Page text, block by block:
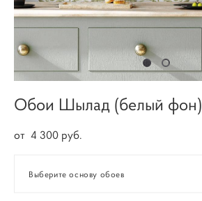
Обои Шылад (белый фон)
от 4 300 pуб.
Выберите основу обоев